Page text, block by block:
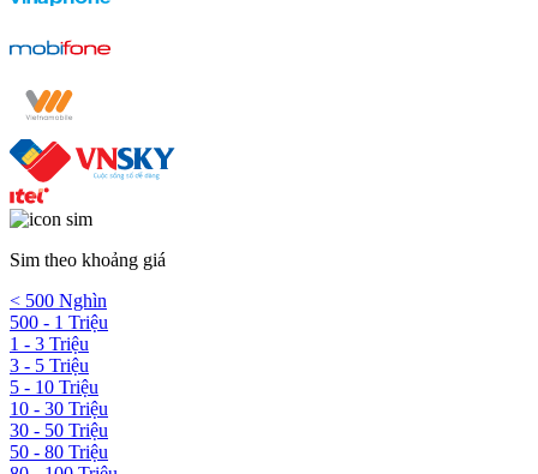
Sim theo khoảng giá
< 500 Nghìn
500 - 1 Triệu
1 - 3 Triệu
3 - 5 Triệu
5 - 10 Triệu
10 - 30 Triệu
30 - 50 Triệu
50 - 80 Triệu